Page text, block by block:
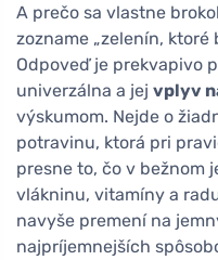
A prečo sa vlastne
zozname „zelenín,
Odpoveď je prekvapivo
univerzálna a jej vplyv
výskumom. Nejde o
potravinu, ktorá pri
presne to, čo v bežnom
vlákninu, vitamíny a
navyše premení na
najpríjemnejších